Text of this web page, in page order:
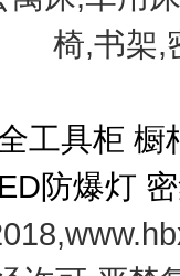
椅,书架,
工具柜 橱
防爆灯